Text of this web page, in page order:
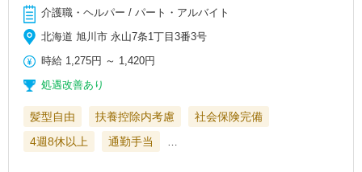
介護職・ヘルパー / パート・アルバイト
北海道 旭川市 永山7条1丁目3番3号
時給 1,275円 ～ 1,420円
処遇改善あり
髪型自由 扶養控除内考慮
社会保険完備
4週8休以上
通勤手当 …